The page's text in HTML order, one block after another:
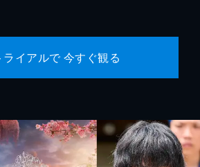
イアルで 今すぐ観る